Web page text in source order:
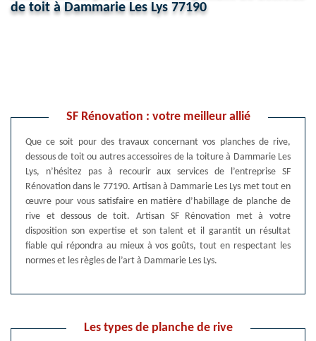
de toit à Dammarie Les Lys 77190
SF Rénovation : votre meilleur allié
Que ce soit pour des travaux concernant vos planches de rive,
dessous de toit ou autres accessoires de la toiture à Dammarie Les
Lys, n’hésitez pas à recourir aux services de l’entreprise SF
Rénovation dans le 77190. Artisan à Dammarie Les Lys met tout en
œuvre pour vous satisfaire en matière d’habillage de planche de
rive et dessous de toit. Artisan SF Rénovation met à votre
disposition son expertise et son talent et il garantit un résultat
fiable qui répondra au mieux à vos goûts, tout en respectant les
normes et les règles de l’art à Dammarie Les Lys.
Les types de planche de rive